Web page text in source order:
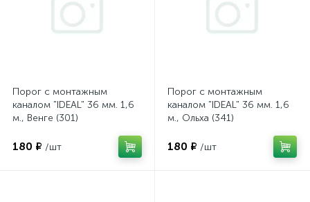
Порог с монтажным
каналом "IDEAL" 36 мм. 1,6
м., Венге (301)
180 ₽ /шт
Порог с монтажным
каналом "IDEAL" 36 мм. 1,6
м., Ольха (341)
180 ₽ /шт